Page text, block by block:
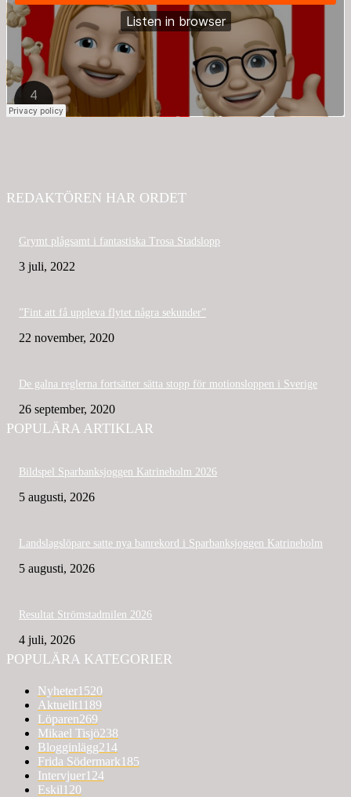
REDAKTÖREN HAR ORDET
Grymt plågsamt i fantastiska Trosa Stadslopp
3 juli, 2022
”Fint att få uppleva flytet några sekunder”
22 november, 2020
De galna reglerna fortsätter sätta stopp för motionsloppen i Sverige
26 september, 2020
POPULÄRA ARTIKLAR
Bildspel Sparbanksjoggen Katrineholm 2026
5 augusti, 2026
Landslagslöpare satte nya banrekord i Sparbanksjoggen Katrineholm
5 augusti, 2026
Resultat Strömstadmilen 2026
4 juli, 2026
POPULÄRA KATEGORIER
Nyheter1520
Aktuellt1189
Löparen269
Mikael Tisjö238
Blogginlägg214
Frida Södermark185
Intervjuer124
Eskil120